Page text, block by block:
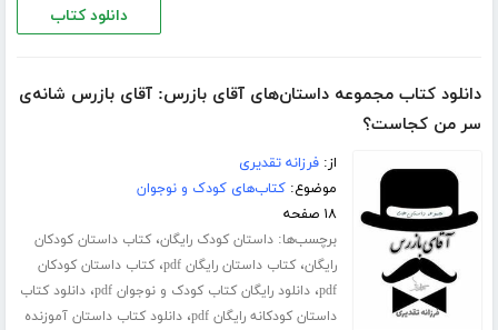
دانلود کتاب
دانلود کتاب مجموعه داستان‌های آقای بازرس: آقای بازرس شانه‌ی
سر من کجاست؟
از:فرزانه تقدیری
موضوع:کتاب‌های کودک و نوجوان
۱۸ صفحه
برچسب‌ها:داستان کودک رایگان،کتاب داستان کودکان
رایگان،کتاب داستان رایگان pdf ،کتاب داستان کودکان
pdf،دانلود رایگان کتاب کودک و نوجوان pdf ،دانلود کتاب
داستان کودکانه رایگان pdf
،دانلود کتاب داستان آموزنده